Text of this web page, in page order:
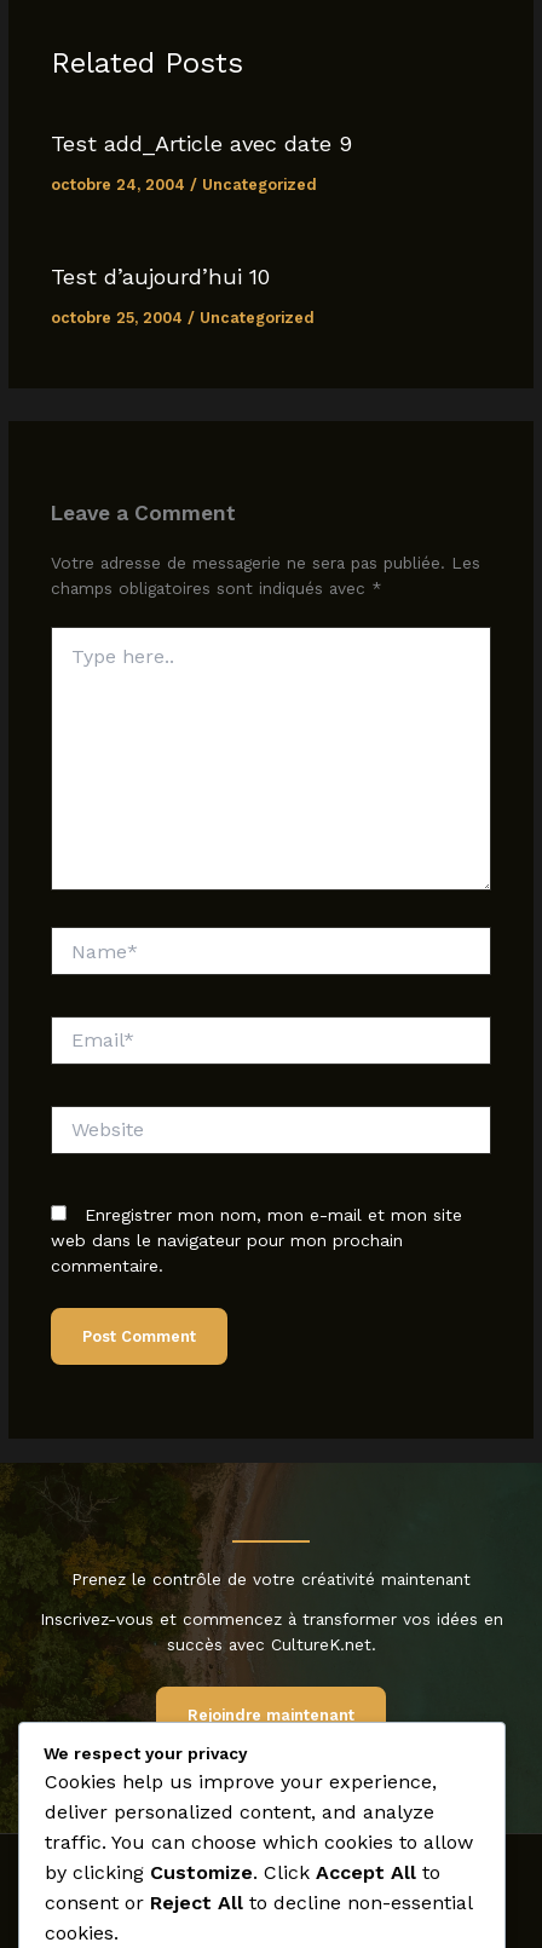
o
k
p
Related Posts
Test add_Article avec date 9
octobre 24, 2004 / Uncategorized
Test d’aujourd’hui 10
octobre 25, 2004 / Uncategorized
Leave a Comment
Votre adresse de messagerie ne sera pas publiée. Les
champs obligatoires sont indiqués avec *
here..
Enregistrer mon nom, mon e-mail et mon site
web dans le navigateur pour mon prochain
commentaire.
Prenez le contrôle de votre créativité maintenant
Inscrivez-vous et commencez à transformer vos idées en
succès avec CultureK.net.
Rejoindre maintenant
Accueil
Médias
We respect your privacy
Cookies help us improve your experience,
deliver personalized content, and analyze
traffic. You can choose which cookies to allow
by clicking Customize. Click Accept All to
consent or Reject All to decline non-essential
cookies.